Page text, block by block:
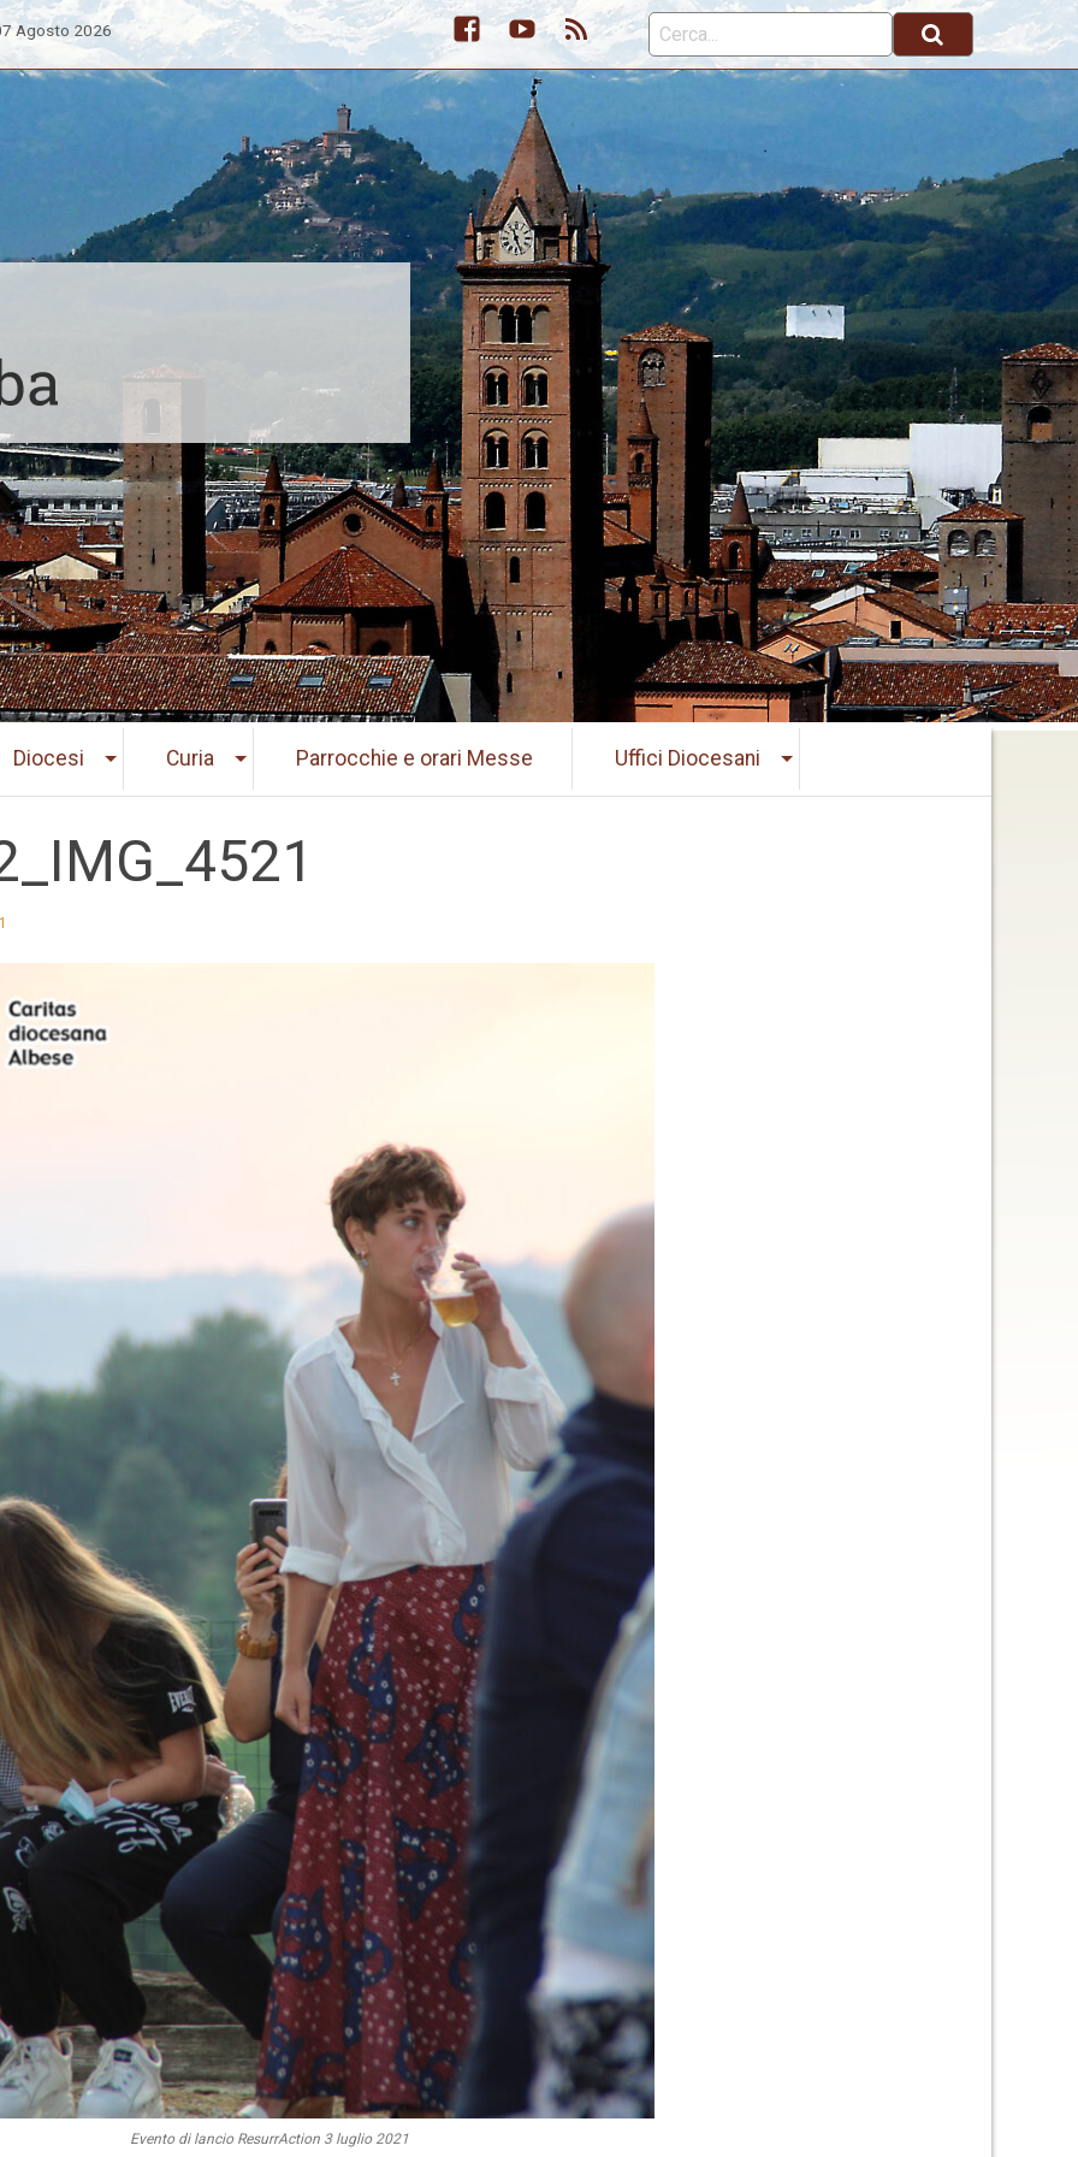
Agosto 2026
FacebookYoutubeFeed
Diocesi Curia Parrocchie e orari Messe Uffici Diocesani
Evento di lancio ResurrAction 3 luglio 2021